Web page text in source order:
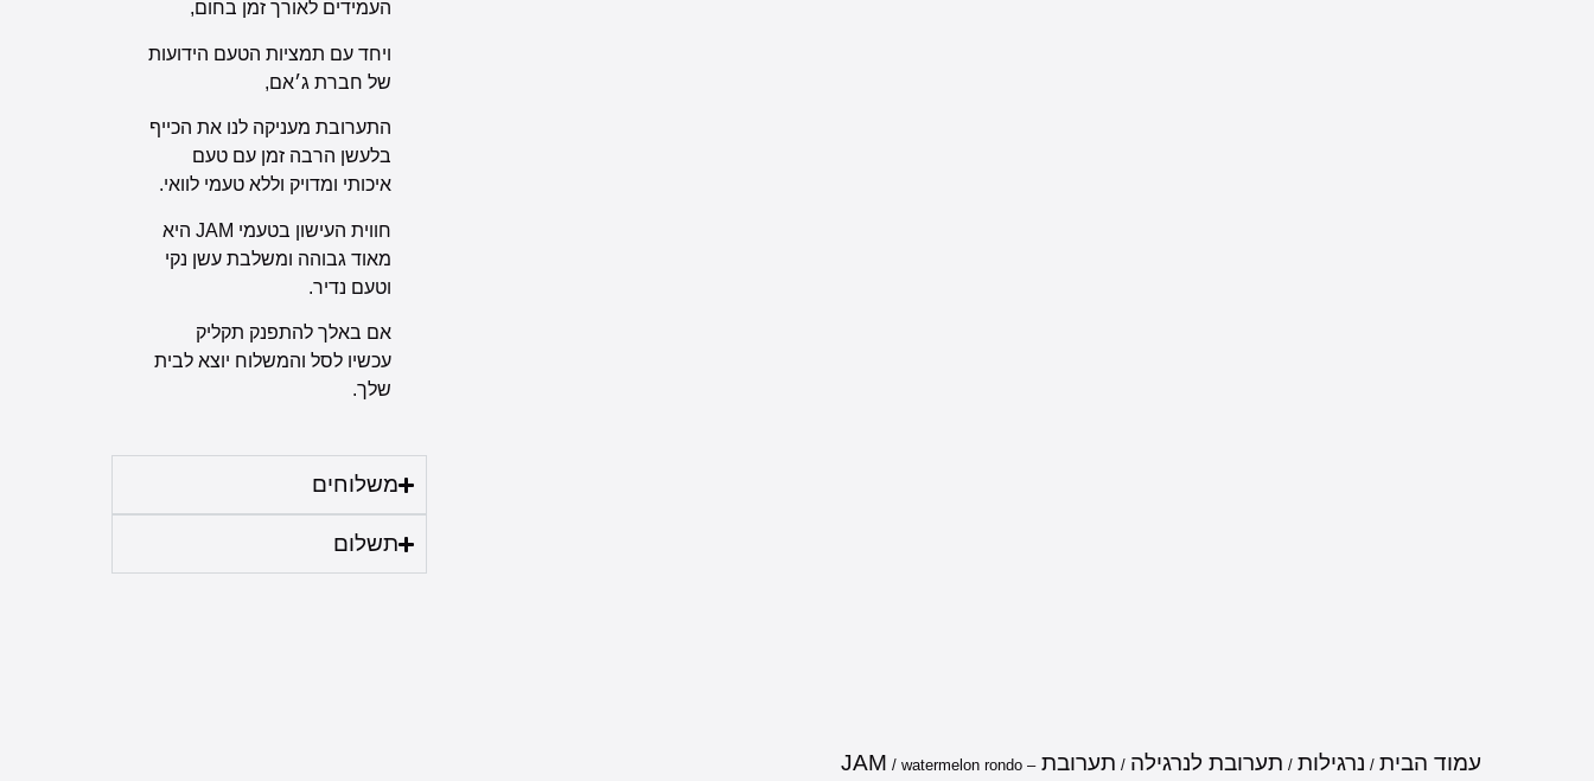
העמידים לאורך זמן בחום,
ויחד עם תמציות הטעם הידועות
של חברת ג׳אם,
התערובת מעניקה לנו את הכייף
בלעשן הרבה זמן עם טעם
איכותי ומדויק וללא טעמי לוואי.
חווית העישון בטעמי JAM היא
מאוד גבוהה ומשלבת עשן נקי
וטעם נדיר.
אם באלך להתפנק תקליק
עכשיו לסל והמשלוח יוצא לבית
שלך.
משלוחים
תשלום
עמוד הבית / נרגילות / תערובת לנרגילה / תערובת JAM/ watermelon rondo –